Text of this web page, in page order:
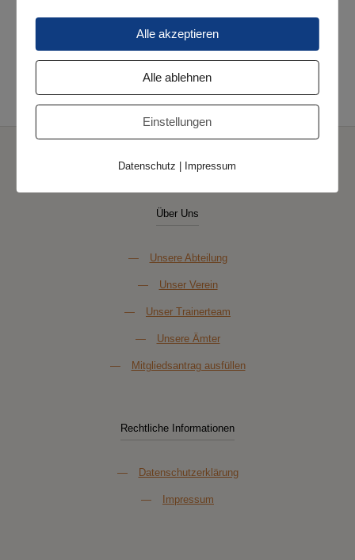
Punktspiel
3. Herren – TuS Dangastermoor I
Über Uns
— Unsere Abteilung
— Unser Verein
— Unser Trainerteam
— Unsere Ämter
— Mitgliedsantrag ausfüllen
Rechtliche Informationen
— Datenschutzerklärung
— Impressum
Alle akzeptieren
Alle ablehnen
Einstellungen
Datenschutz Impressum